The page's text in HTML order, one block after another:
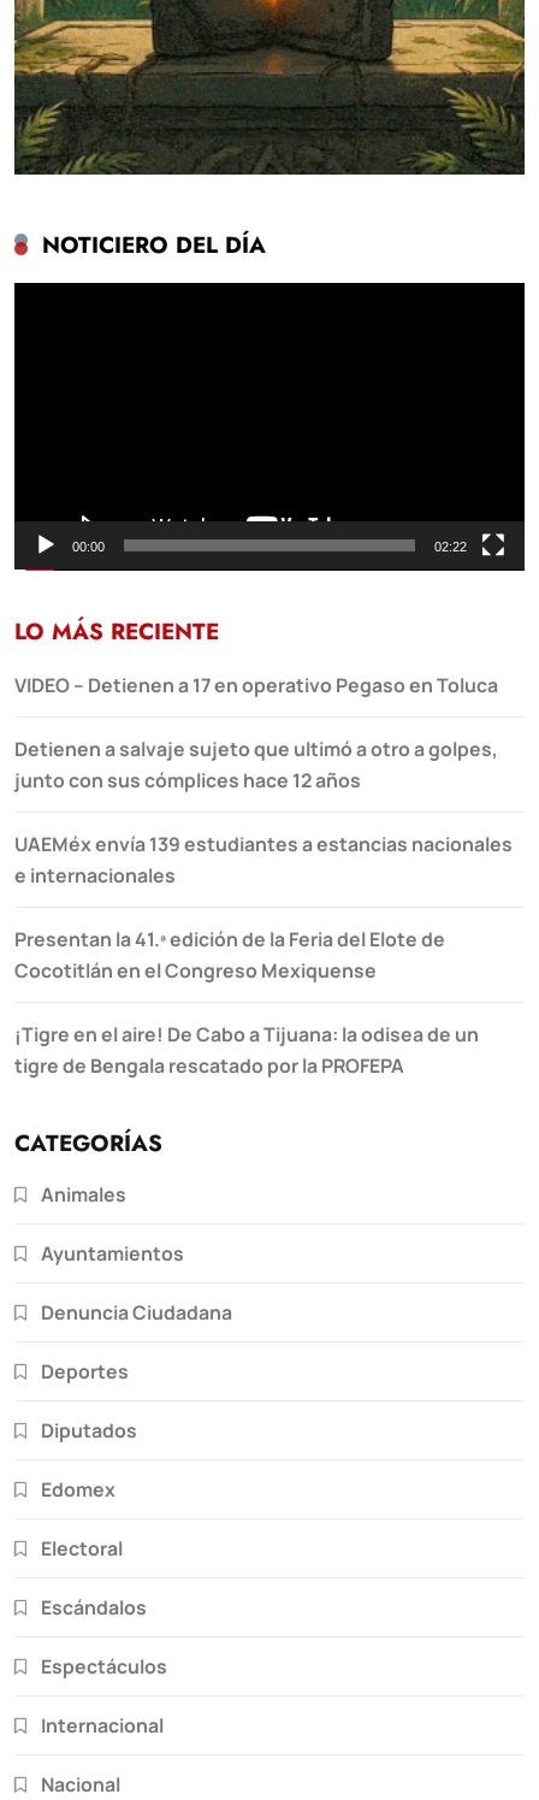
NOTICIERO DEL DÍA
00:00 02:22
LO MÁS RECIENTE
VIDEO – Detienen a 17 en operativo Pegaso en Toluca
Detienen a salvaje sujeto que ultimó a otro a golpes,
junto con sus cómplices hace 12 años
UAEMéx envía 139 estudiantes a estancias nacionales
e internacionales
Presentan la 41.ª edición de la Feria del Elote de
Cocotitlán en el Congreso Mexiquense
¡Tigre en el aire! De Cabo a Tijuana: la odisea de un
tigre de Bengala rescatado por la PROFEPA
CATEGORÍAS
Animales
Ayuntamientos
Denuncia Ciudadana
Deportes
Diputados
Edomex
Electoral
Escándalos
Espectáculos
Internacional
Nacional